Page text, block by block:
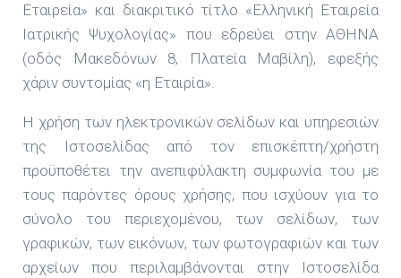
Εταιρεία» και διακριτικό τίτλο «Ελληνική Εταιρεία
Ιατρικής Ψυχολογίας» που εδρεύει στην ΑΘΗΝΑ
(οδός Μακεδόνων 8, Πλατεία Μαβίλη), εφεξής
χάριν συντομίας «η Εταιρία».
Η χρήση των ηλεκτρονικών σελίδων και υπηρεσιών
της Ιστοσελίδας από τον επισκέπτη/χρήστη
προϋποθέτει την ανεπιφύλακτη συμφωνία του με
τους παρόντες όρους χρήσης, που ισχύουν για το
σύνολο του περιεχομένου, των σελίδων, των
γραφικών, των εικόνων, των φωτογραφιών και των
αρχείων που περιλαμβάνονται στην Ιστοσελίδα